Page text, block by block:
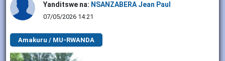
Yanditswe na: NSANZABERA Jean Paul
07/05/2026 14:21
Amakuru / MU-RWANDA